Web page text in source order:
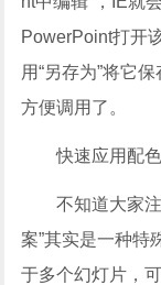
PowerPoint打开
用“另存为”将它
方便调用了。
快速应用配色
不知道大家注
案”其实是一种特
于多个幻灯片，